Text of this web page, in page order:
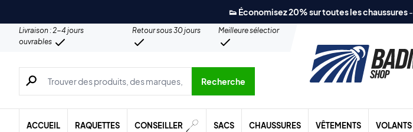
👟 Économisez 20% sur toutes les chaussures-
Livraison : 2-4 jours
ouvrables
Retour sous 30 jours
Meilleure sélection
Recherche de produits, de marques, etc.
Recherche
ACCUEIL RAQUETTES CONSEILLER SACS CHAUSSURES VÊTEMENTS VOLANTS